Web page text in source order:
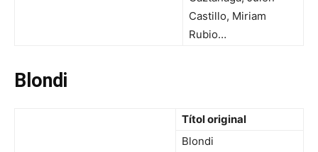
Castillo, Miriam
Rubio…
Blondi
Títol original
Blondi